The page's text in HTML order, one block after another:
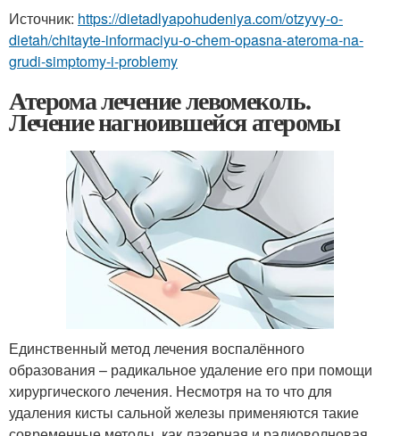
Источник: https://dietadlyapohudeniya.com/otzyvy-o-
dietah/chitayte-informaciyu-o-chem-opasna-ateroma-na-
grudi-simptomy-i-problemy
Атерома лечение левомеколь.
Лечение нагноившейся атеромы
Единственный метод лечения воспалённого
образования – радикальное удаление его при помощи
хирургического лечения. Несмотря на то что для
удаления кисты сальной железы применяются такие